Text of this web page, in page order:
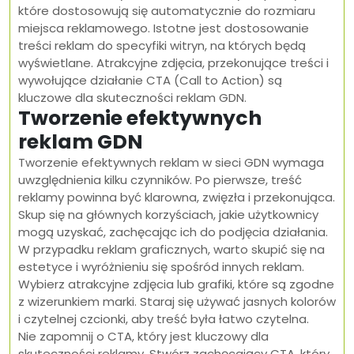
które dostosowują się automatycznie do rozmiaru
miejsca reklamowego. Istotne jest dostosowanie
treści reklam do specyfiki witryn, na których będą
wyświetlane. Atrakcyjne zdjęcia, przekonujące treści i
wywołujące działanie CTA (Call to Action) są
kluczowe dla skuteczności reklam GDN.
Tworzenie efektywnych
reklam GDN
Tworzenie efektywnych reklam w sieci GDN wymaga
uwzględnienia kilku czynników. Po pierwsze, treść
reklamy powinna być klarowna, zwięzła i przekonująca.
Skup się na głównych korzyściach, jakie użytkownicy
mogą uzyskać, zachęcając ich do podjęcia działania.
W przypadku reklam graficznych, warto skupić się na
estetyce i wyróżnieniu się spośród innych reklam.
Wybierz atrakcyjne zdjęcia lub grafiki, które są zgodne
z wizerunkiem marki. Staraj się używać jasnych kolorów
i czytelnej czcionki, aby treść była łatwo czytelna.
Nie zapomnij o CTA, który jest kluczowy dla